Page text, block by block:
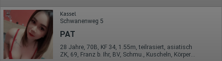
volle IP-Adresse an einen Server von Google in den USA
übertragen und dort gekürzt. Die von dem Browser des Nutzers
übermittelte IP-Adresse wird nicht mit anderen Daten von Google
zusammengeführt.
Erhobene Informationen zum Besucherverhalten sind folgende:
Kassel
Schwanenweg 5
PAT
28 Jahre, 70B, KF 34, 1.55m, teilrasiert, asiatisch
ZK, 69, Franz b. Ihr, BV, Schmu., Kuscheln, Körperküs., DSa